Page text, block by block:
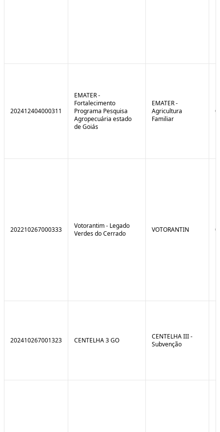
202412404000311
EMATER -
Fortalecimento
Programa Pesquisa
Agropecuária estado
de Goiás
EMATER -
Agricultura
Familiar
202210267000333
Votorantim - Legado
Verdes do Cerrado
VOTORANTIN
202410267001323 CENTELHA 3 GO
CENTELHA III -
Subvenção